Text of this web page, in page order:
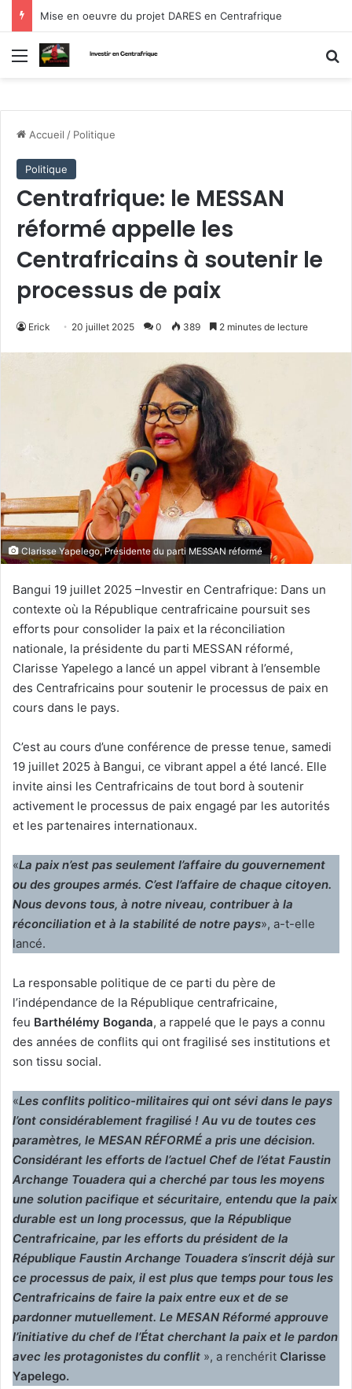
Mise en oeuvre du projet DARES en Centrafrique
Menu
Accueil / Politique
Politique
Centrafrique: le MESSAN
réformé appelle les
Centrafricains à soutenir le
processus de paix
Erick 20 juillet 2025 0 389 2 minutes de lecture
Clarisse Yapelego, Présidente du parti MESSAN réformé
Bangui 19 juillet 2025 –Investir en Centrafrique: Dans un
contexte où la République centrafricaine poursuit ses
efforts pour consolider la paix et la réconciliation
nationale, la présidente du parti MESSAN réformé,
Clarisse Yapelego a lancé un appel vibrant à l’ensemble
des Centrafricains pour soutenir le processus de paix en
cours dans le pays.
C’est au cours d’une conférence de presse tenue, samedi
19 juillet 2025 à Bangui, ce vibrant appel a été lancé. Elle
invite ainsi les Centrafricains de tout bord à soutenir
activement le processus de paix engagé par les autorités
et les partenaires internationaux.
«La paix n’est pas seulement l’affaire du gouvernement
ou des groupes armés. C’est l’affaire de chaque citoyen.
Nous devons tous, à notre niveau, contribuer à la
réconciliation et à la stabilité de notre pays», a-t-elle
lancé.
La responsable politique de ce parti du père de
l’indépendance de la République centrafricaine,
feu Barthélémy Boganda, a rappelé que le pays a connu
des années de conflits qui ont fragilisé ses institutions et
son tissu social.
«Les conflits politico-militaires qui ont sévi dans le pays
l’ont considérablement fragilisé ! Au vu de toutes ces
paramètres, le MESAN RÉFORMÉ a pris une décision.
Considérant les efforts de l’actuel Chef de l’état Faustin
Archange Touadera qui a cherché par tous les moyens
une solution pacifique et sécuritaire, entendu que la paix
durable est un long processus, que la République
Centrafricaine, par les efforts du président de la
République Faustin Archange Touadera s’inscrit déjà sur
ce processus de paix, il est plus que temps pour tous les
Centrafricains de faire la paix entre eux et de se
pardonner mutuellement. Le MESAN Réformé approuve
l’initiative du chef de l’État cherchant la paix et le pardon
avec les protagonistes du conflit », a renchérit Clarisse
Yapelego.